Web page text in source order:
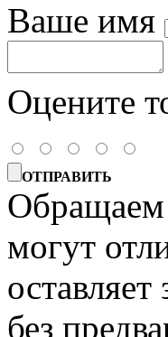
Ваше имя
Оцените
ОТПРАВИТЬ
Обращаем
могут
без